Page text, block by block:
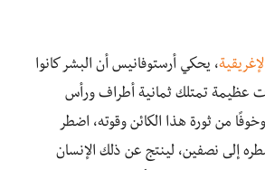
، يحكي أرستوفانيس أن البشر كانوا
عظيمة تمتلك ثمانية أطراف ورأس
من ثورة هذا الكائن وقوته، اضطر
إلى نصفين، لينتج عن ذلك الإنسان